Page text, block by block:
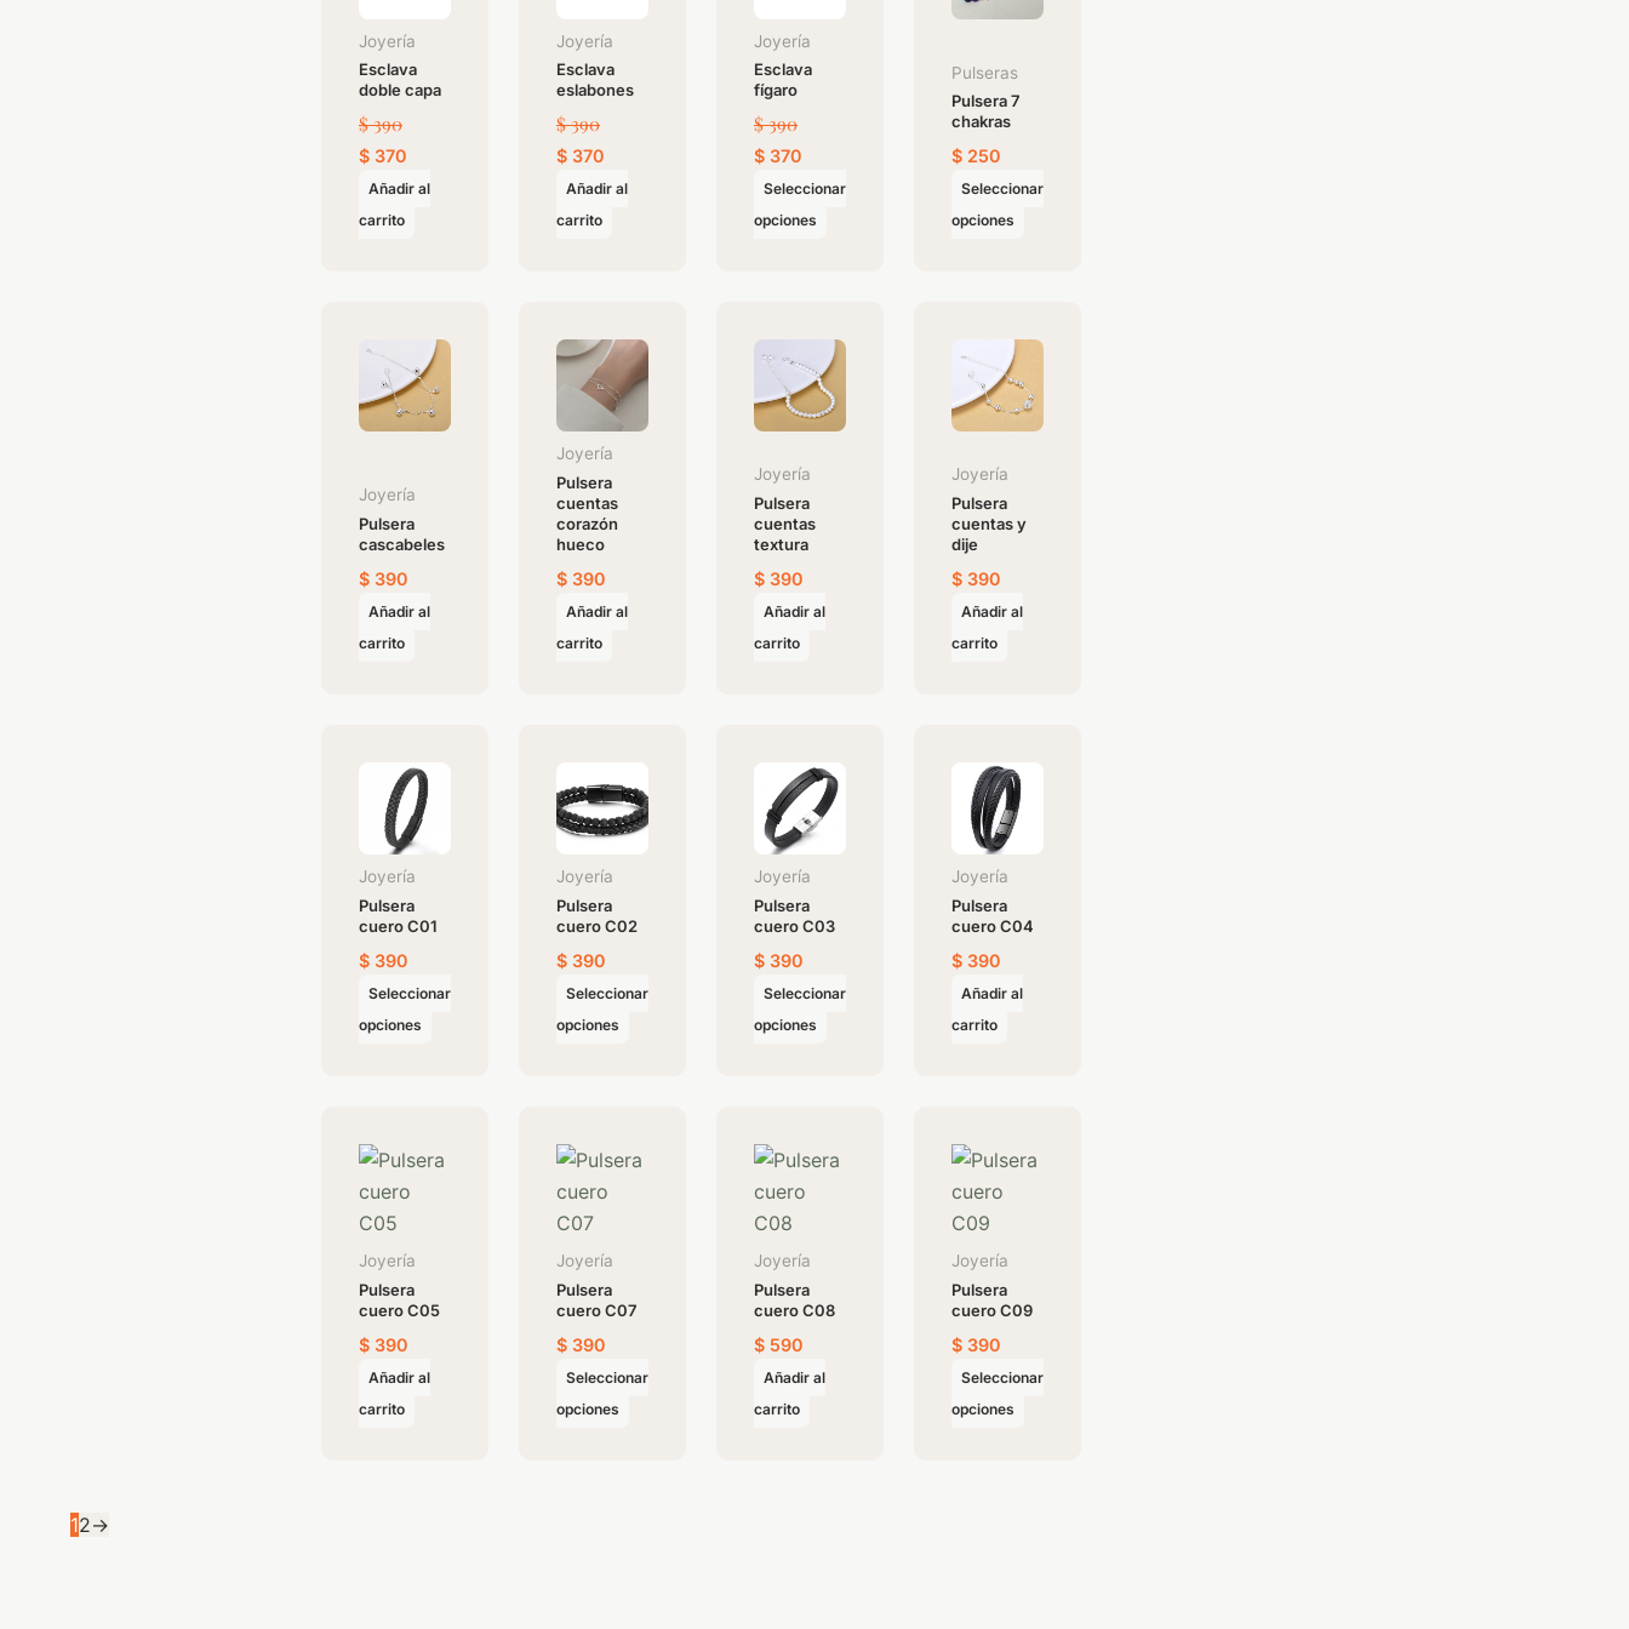
Joyería
Esclava
doble capa
$390
$ 370
Añadir al
carrito
Joyería
Esclava
eslabones
$390
$ 370
Añadir al
carrito
Joyería
Esclava
fígaro
$390
$ 370
Seleccionar
opciones
variantes.
Las
opciones
se
pueden
elegir
en
producto
Pulseras
Pulsera 7
chakras
$ 250
Seleccionar
opciones
Las
opciones
se
pueden
elegir
en
producto
Joyería
Pulsera
cascabeles
$ 390
Añadir al
carrito
Joyería
Pulsera
cuentas
corazón
hueco
$ 390
Añadir al
carrito
Joyería
Pulsera
cuentas
textura
$ 390
Añadir al
carrito
Joyería
Pulsera
cuentas y
dije
$ 390
Añadir al
carrito
Joyería
Pulsera
cuero C01
$ 390
Seleccionar
opciones
producto
tiene
múltiples
variantes.
Las
opciones
se
pueden
elegir
de
producto
Joyería
Pulsera
cuero C02
$ 390
Seleccionar
opciones
tiene
múltiples
variantes.
Las
opciones
se
pueden
elegir
de
producto
Joyería
Pulsera
cuero C03
$ 390
Seleccionar
opciones
producto
tiene
múltiples
variantes.
Las
opciones
se
pueden
elegir
de
producto
Joyería
Pulsera
cuero C04
$ 390
Añadir al
carrito
Joyería
Pulsera
cuero C05
$ 390
Añadir al
carrito
Joyería
Pulsera
cuero C07
$ 390
Seleccionar
opciones
producto
tiene
múltiples
variantes.
Las
opciones
se
pueden
elegir
Joyería
Pulsera
cuero C08
$ 590
Añadir al
carrito
Joyería
Pulsera
cuero C09
$ 390
Seleccionar
opciones
producto
tiene
múltiples
variantes.
Las
opciones
se
pueden
elegir
12→